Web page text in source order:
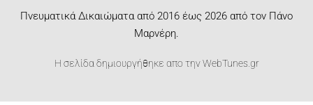
Πνευματικά Δικαιώματα από 2016 έως 2026 από τον Πάνο
Μαρνέρη.
Η σελίδα δημιουργήθηκε απο τηνWebTunes.gr